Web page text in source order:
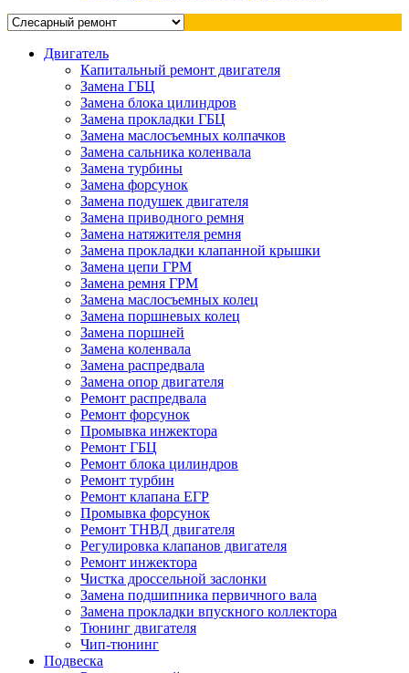
Двигатель
Капитальный ремонт двигателя
Замена ГБЦ
Замена блока цилиндров
Замена прокладки ГБЦ
Замена маслосъемных колпачков
Замена сальника коленвала
Замена турбины
Замена форсунок
Замена подушек двигателя
Замена приводного ремня
Замена натяжителя ремня
Замена прокладки клапанной крышки
Замена цепи ГРМ
Замена ремня ГРМ
Замена маслосъемных колец
Замена поршневых колец
Замена поршней
Замена коленвала
Замена распредвала
Замена опор двигателя
Ремонт распредвала
Ремонт форсунок
Промывка инжектора
Ремонт ГБЦ
Ремонт блока цилиндров
Ремонт турбин
Ремонт клапана ЕГР
Промывка форсунок
Ремонт ТНВД двигателя
Регулировка клапанов двигателя
Ремонт инжектора
Чистка дроссельной заслонки
Замена подшипника первичного вала
Замена прокладки впускного коллектора
Тюнинг двигателя
Чип-тюнинг
Подвеска